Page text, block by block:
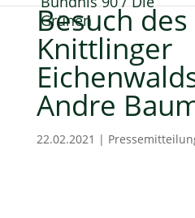
Besuch des
Knittlinger
Andre
22.02.2021 |